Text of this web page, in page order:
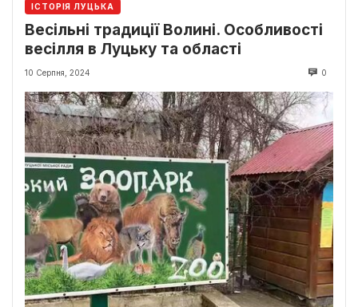
ІСТОРІЯ ЛУЦЬКА
Весільні традиції Волині. Особливості
весілля в Луцьку та області
10 Серпня, 2024 0